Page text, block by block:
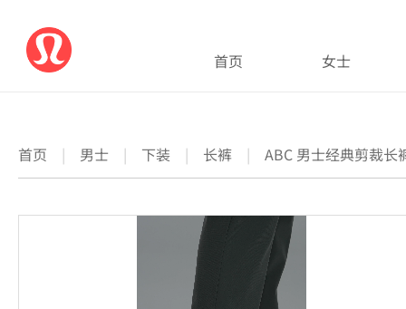
首页 女士
首页 | 男士 | 下装 | 长裤 | ABC 男士经典剪裁